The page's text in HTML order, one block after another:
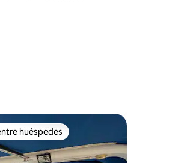
huéspedes
huéspedes